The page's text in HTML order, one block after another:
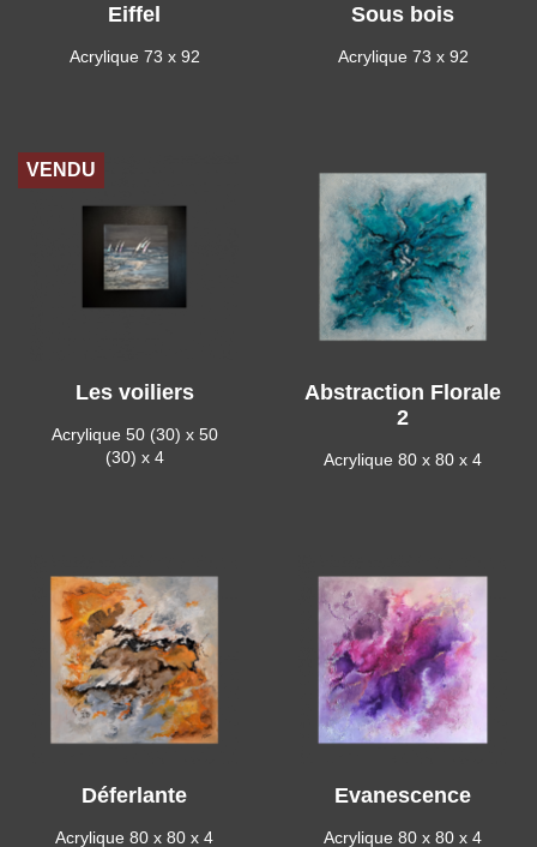
Eiffel
Acrylique 73 x 92
Sous bois
Acrylique 73 x 92
Les voiliers
Acrylique 50 (30) x 50
(30) x 4
VENDU
Abstraction Florale
2
Acrylique 80 x 80 x 4
Déferlante
Acrylique 80 x 80 x 4
Evanescence
Acrylique 80 x 80 x 4